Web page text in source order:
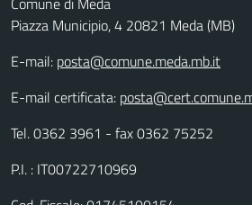
Piazza Municipio, 4 20821 Meda (MB)
E-mail: posta@comune.meda.mb.it
E-mail certificata:
Tel. 0362 3961 - fax 0362 75252
P.I. : IT00722710969